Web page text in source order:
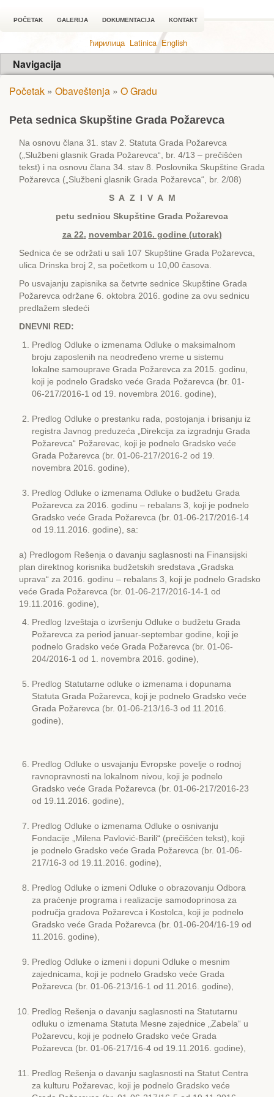
POČETAK GALERIJA DOKUMENTACIJA KONTAKT
ћирилица Latinica English
Navigacija
Početak » Obaveštenja » O Gradu
Peta sednica Skupštine Grada Požarevca
Na osnovu člana 31. stav 2. Statuta Grada Požarevca
(„Službeni glasnik Grada Požarevca“, br. 4/13 – prečišćen
tekst) i na osnovu člana 34. stav 8. Poslovnika Skupštine Grada
Požarevca („Službeni glasnik Grada Požarevca“, br. 2/08)
S A Z I V A M
petu sednicu Skupštine Grada Požarevca
za 22. novembar2016. godine (utorak)
Sednica će se održati u sali 107 Skupštine Grada Požarevca,
ulica Drinska broj 2, sa početkom u 10,00 časova.
Po usvajanju zapisnika sa četvrte sednice Skupštine Grada
Požarevca održane 6. oktobra 2016. godine za ovu sednicu
predlažem sledeći
DNЕVNI RЕD:
Predlog Odluke o izmenama Odluke o maksimalnom
broju zaposlenih na neodređeno vreme u sistemu
lokalne samouprave Grada Požarevca za 2015. godinu,
koji je podnelo Gradsko veće Grada Požarevca (br. 01-
06-217/2016-1 od 19. novembra 2016. godine),
Predlog Odluke o prestanku rada, postojanja i brisanju iz
registra Javnog preduzeća „Direkcija za izgradnju Grada
Požarevca“ Požarevac, koji je podnelo Gradsko veće
Grada Požarevca (br. 01-06-217/2016-2 od 19.
novembra 2016. godine),
Predlog Odluke o izmenama Odluke o budžetu Grada
Požarevca za 2016. godinu – rebalans 3, koji je podnelo
Gradsko veće Grada Požarevca (br. 01-06-217/2016-14
od 19.11.2016. godine), sa:
a) Predlogom Rešenja o davanju saglasnosti na Finansijski
plan direktnog korisnika budžetskih sredstava „Gradska
uprava“ za 2016. godinu – rebalans 3, koji je podnelo Gradsko
veće Grada Požarevca (br. 01-06-217/2016-14-1 od
19.11.2016. godine),
Predlog Izveštaja o izvršenju Odluke o budžetu Grada
Požarevca za period januar-septembar godine, koji je
podnelo Gradsko veće Grada Požarevca (br. 01-06-
204/2016-1 od 1. novembra 2016. godine),
Predlog Statutarne odluke o izmenama i dopunama
Statuta Grada Požarevca, koji je podnelo Gradsko veće
Grada Požarevca (br. 01-06-213/16-3 od 11.2016.
godine),
Predlog Odluke o usvajanju Еvropske povelje o rodnoj
ravnopravnosti na lokalnom nivou, koji je podnelo
Gradsko veće Grada Požarevca (br. 01-06-217/2016-23
od 19.11.2016. godine),
Predlog Odluke o izmenama Odluke o osnivanju
Fondacije „Milena Pavlović-Barili“ (prečišćen tekst), koji
je podnelo Gradsko veće Grada Požarevca (br. 01-06-
217/16-3 od 19.11.2016. godine),
Predlog Odluke o izmeni Odluke o obrazovanju Odbora
za praćenje programa i realizacije samodoprinosa za
područja gradova Požarevca i Kostolca, koji je podnelo
Gradsko veće Grada Požarevca (br. 01-06-204/16-19 od
11.2016. godine),
Predlog Odluke o izmeni i dopuni Odluke o mesnim
zajednicama, koji je podnelo Gradsko veće Grada
Požarevca (br. 01-06-213/16-1 od 11.2016. godine),
Predlog Rešenja o davanju saglasnosti na Statutarnu
odluku o izmenama Statuta Mesne zajednice „Zabela“ u
Požarevcu, koji je podnelo Gradsko veće Grada
Požarevca (br. 01-06-217/16-4 od 19.11.2016. godine),
Predlog Rešenja o davanju saglasnosti na Statut Centra
za kulturu Požarevac, koji je podnelo Gradsko veće